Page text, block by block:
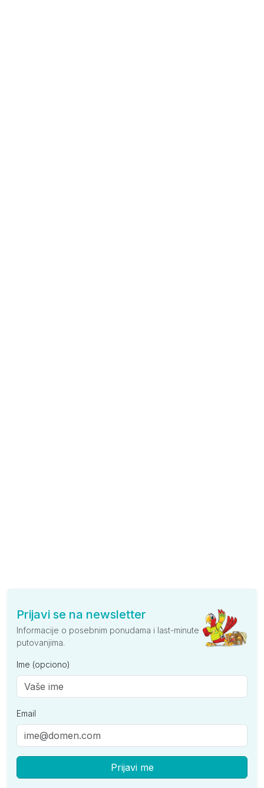
Prijavi se na newsletter
Informacije o posebnim ponudama i last-minute
putovanjima.
Ime (opciono)
Email
Prijavi me